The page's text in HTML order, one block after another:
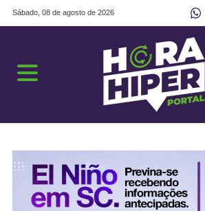
Sábado, 08 de agosto de 2026